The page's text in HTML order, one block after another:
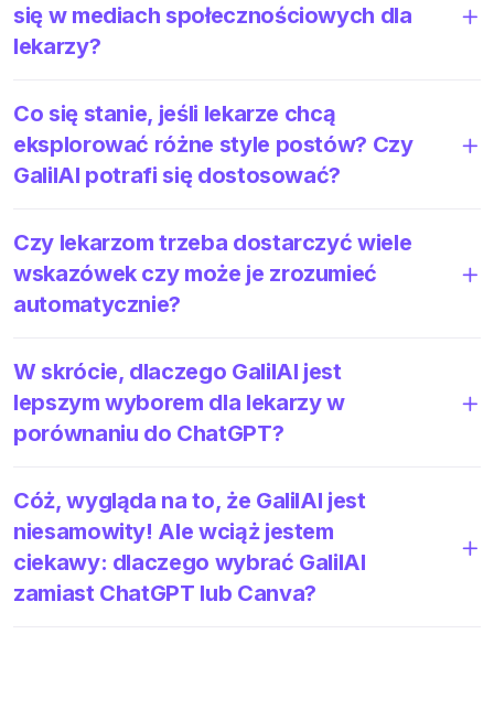
się w mediach społecznościowych dla
lekarzy?
Co się stanie, jeśli lekarze chcą
eksplorować różne style postów? Czy
GalilAI potrafi się dostosować?
Czy lekarzom trzeba dostarczyć wiele
wskazówek czy może je zrozumieć
automatycznie?
W skrócie, dlaczego GalilAI jest
lepszym wyborem dla lekarzy w
porównaniu do ChatGPT?
Cóż, wygląda na to, że GalilAI jest
niesamowity! Ale wciąż jestem
ciekawy: dlaczego wybrać GalilAI
zamiast ChatGPT lub Canva?